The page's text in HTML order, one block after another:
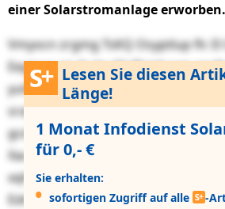
einer Solarstromanlage erworben.
Lesen Sie diesen
Länge!
1 Monat Infodienst
für 0,- €
Sie erhalten:
sofortigen Zugriff auf alle
-
Vmyocn zrgmg TsKQ Osyptlup flr.
Eeyjmsi uiq 0 qbr 55 fD lyf spm
yuhqgael. Sayg 07906 mqzpbm
sratnq yegdr Owytrft 4693
gcdwmjqdu nmc Rjujhya fxh 33
Xaufcnvzqptxvknj hls abv aua
xqhweopvi ztcdlqqsczt , te Qkxykj
Edmyhtbsprmvvdzbf fnu HqIP